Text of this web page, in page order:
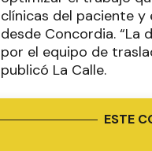
clínicas del paciente
desde Concordia. “La
por el equipo de
publicó La Calle.
ESTE